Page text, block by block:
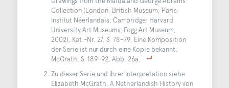
Collection (London: British Museum; Paris:
Institut Néerlandais; Cambridge: Harvard
University Art Museums, Fogg Art Museum,
2002), Kat.-Nr. 27, S. 78–79. Eine Komposition
der Serie ist nur durch eine Kopie bekannt;
McGrath, S. 189–92, Abb. 26a.
Zu dieser Serie und ihrer Interpretation siehe
Elizabeth McGrath, A Netherlandish History von